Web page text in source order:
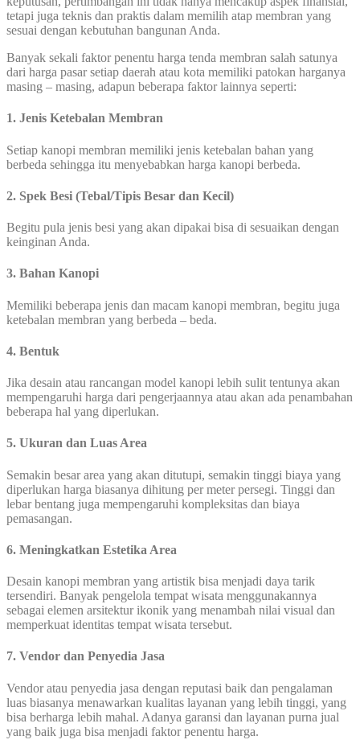
tetapi juga teknis dan praktis dalam memilih atap membran yang
sesuai dengan kebutuhan bangunan Anda.
Banyak sekali faktor penentu harga tenda membran salah satunya
dari harga pasar setiap daerah atau kota memiliki patokan harganya
masing – masing, adapun beberapa faktor lainnya seperti:
1. Jenis Ketebalan Membran
Setiap kanopi membran memiliki jenis ketebalan bahan yang
berbeda sehingga itu menyebabkan harga kanopi berbeda.
2. Spek Besi (Tebal/Tipis Besar dan Kecil)
Begitu pula jenis besi yang akan dipakai bisa di sesuaikan dengan
keinginan Anda.
3. Bahan Kanopi
Memiliki beberapa jenis dan macam kanopi membran, begitu juga
ketebalan membran yang berbeda – beda.
4. Bentuk
Jika desain atau rancangan model kanopi lebih sulit tentunya akan
mempengaruhi harga dari pengerjaannya atau akan ada penambahan
beberapa hal yang diperlukan.
5. Ukuran dan Luas Area
Semakin besar area yang akan ditutupi, semakin tinggi biaya yang
diperlukan harga biasanya dihitung per meter persegi. Tinggi dan
lebar bentang juga mempengaruhi kompleksitas dan biaya
pemasangan.
6. Meningkatkan Estetika Area
Desain kanopi membran yang artistik bisa menjadi daya tarik
tersendiri. Banyak pengelola tempat wisata menggunakannya
sebagai elemen arsitektur ikonik yang menambah nilai visual dan
memperkuat identitas tempat wisata tersebut.
7. Vendor dan Penyedia Jasa
Vendor atau penyedia jasa dengan reputasi baik dan pengalaman
luas biasanya menawarkan kualitas layanan yang lebih tinggi, yang
bisa berharga lebih mahal. Adanya garansi dan layanan purna jual
yang baik juga bisa menjadi faktor penentu harga.